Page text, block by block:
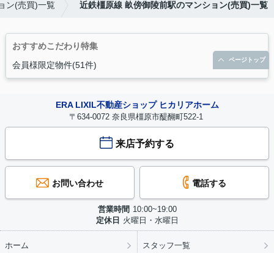
ン(売買)一覧 近鉄橿原線 畝傍御陵前駅のマンション(売買)一覧
おすすめこだわり特集
会員様限定物件(51件)
ERA LIXIL不動産ショップ ヒカリアホーム
〒634-0072 奈良県橿原市醍醐町522-1
来店予約する
お問い合わせ 電話する
営業時間 10:00~19:00
定休日 火曜日・水曜日
ホーム スタッフ一覧
ページトップ